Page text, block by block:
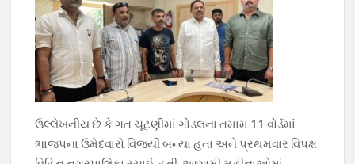
ઉલ્લેખનીય છે કે ગત ચૂંટણીમાં ગોંડલના તમામ 11 વોર્ડમાં
ભાજપના ઉમેદવારો વિજયી બન્યા હતા અને પ્રથમવાર વિપક્ષ